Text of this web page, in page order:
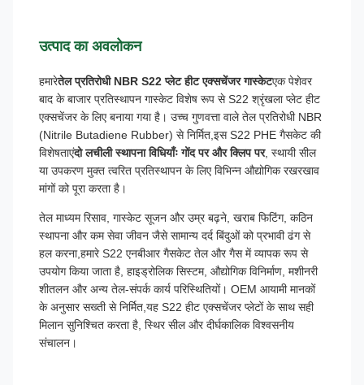
उत्पाद का अवलोकन
हमारेतेल प्रतिरोधी NBR S22 प्लेट हीट एक्सचेंजर गास्केटएक पेशेवर
बाद के बाजार प्रतिस्थापन गास्केट विशेष रूप से S22 श्रृंखला प्लेट हीट
एक्सचेंजर के लिए बनाया गया है। उच्च गुणवत्ता वाले तेल प्रतिरोधी NBR
(Nitrile Butadiene Rubber) से निर्मित,इस S22 PHE गैसकेट की
विशेषताएंदो लचीली स्थापना विधियाँः गोंद पर और क्लिप पर, स्थायी सील
या उपकरण मुक्त त्वरित प्रतिस्थापन के लिए विभिन्न औद्योगिक रखरखाव
मांगों को पूरा करता है।
तेल माध्यम रिसाव, गास्केट सूजन और उम्र बढ़ने, खराब फिटिंग, कठिन
स्थापना और कम सेवा जीवन जैसे सामान्य दर्द बिंदुओं को प्रभावी ढंग से
हल करना,हमारे S22 एनबीआर गैसकेट तेल और गैस में व्यापक रूप से
उपयोग किया जाता है, हाइड्रोलिक सिस्टम, औद्योगिक विनिर्माण, मशीनरी
शीतलन और अन्य तेल-संपर्क कार्य परिस्थितियों। OEM आयामी मानकों
के अनुसार सख्ती से निर्मित,यह S22 हीट एक्सचेंजर प्लेटों के साथ सही
मिलान सुनिश्चित करता है, स्थिर सील और दीर्घकालिक विश्वसनीय
संचालन।